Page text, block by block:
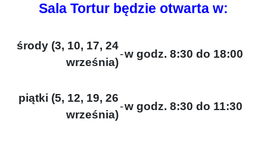
Sala Tortur będzie otwarta w:
środy (3, 10, 17, 24
września)
-w godz. 8:30 do 18:00
piątki (5, 12, 19, 26
września)
-w godz. 8:30 do 11:30